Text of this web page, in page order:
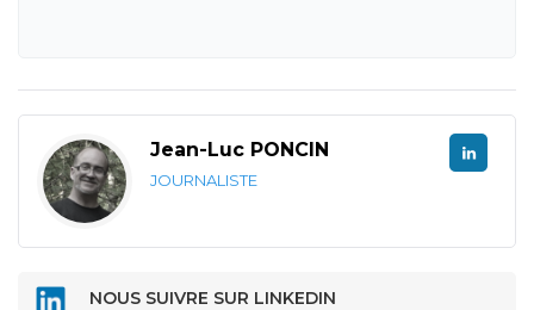
Jean-Luc PONCIN
JOURNALISTE
NOUS SUIVRE SUR LINKEDIN